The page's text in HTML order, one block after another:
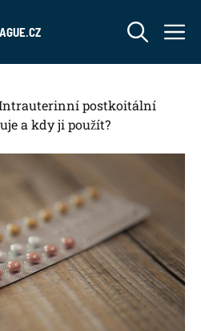
postkoitální
a kdy ji použít?